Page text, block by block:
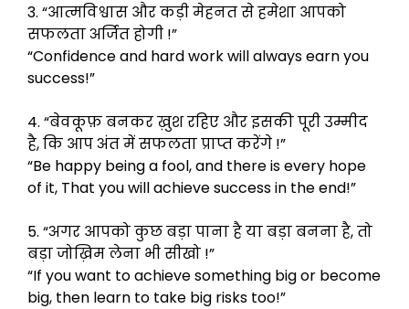
3. “आत्मविश्वास और कड़ी मेहनत से हमेशा आपको
सफलता अर्जित होगी !”
“Confidence and hard work will always earn you
success!”
4. “बेवकूफ़ बनकर ख़ुश रहिए और इसकी पूरी उम्मीद
है, कि आप अंत में सफलता प्राप्त करेंगे !”
“Be happy being a fool, and there is every hope
of it, That you will achieve success in the end!”
5. “अगर आपको कुछ बड़ा पाना है या बड़ा बनना है, तो
बड़ा जोख़िम लेना भी सीखो !”
“If you want to achieve something big or become
big, then learn to take big risks too!”